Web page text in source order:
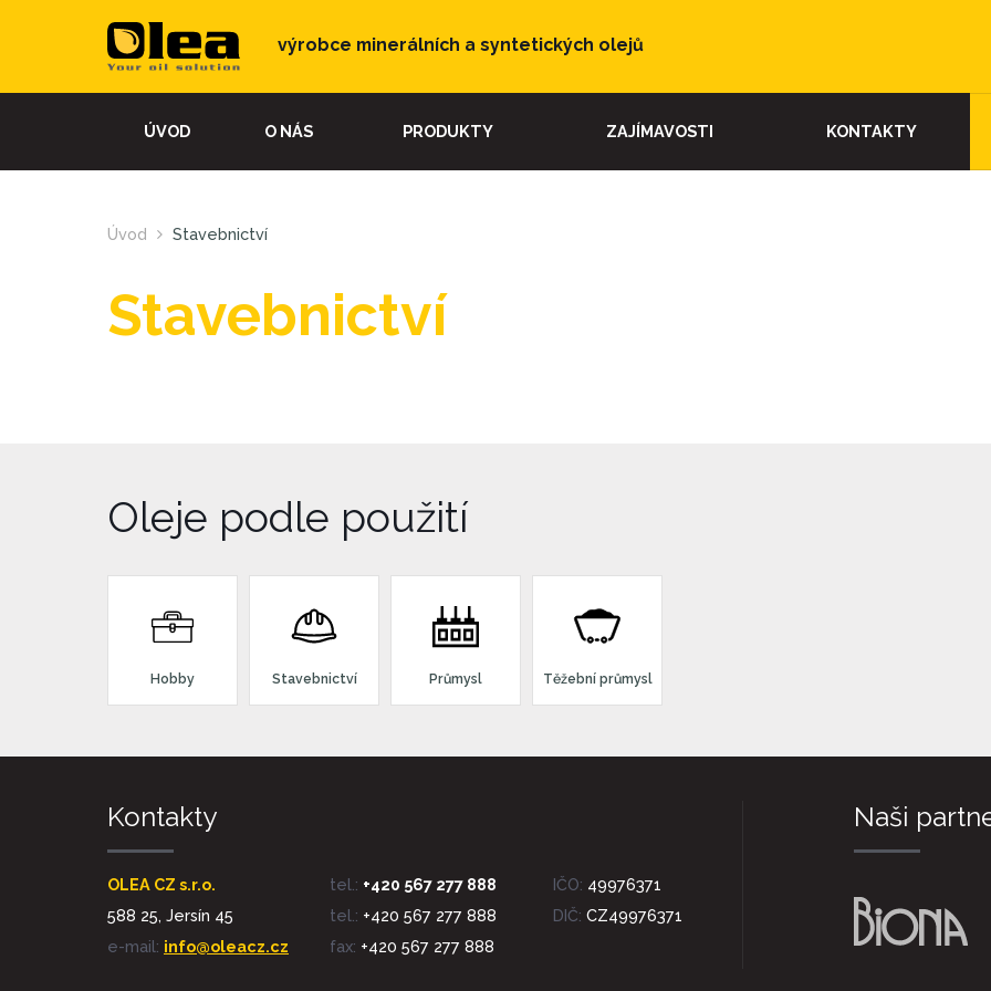
výrobce minerálních a syntetických olejů
ÚVOD O NÁS PRODUKTY ZAJÍMAVOSTI KONTAKTY
Úvod Stavebnictví
Stavebnictví
Oleje podle použití
Hobby Stavebnictví Průmysl Těžební průmysl
Kontakty
OLEA CZ s.r.o.
588 25, Jersín 45
e-mail: info@oleacz.cz
tel.: +420 567 277 888
tel.: +420 567 277 888
fax: +420 567 277 888
IČO: 49976371
DIČ: CZ49976371
Naši